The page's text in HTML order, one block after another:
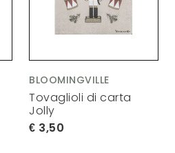
BLOOMINGVILLE
Tovaglioli di carta
Jolly
3,50